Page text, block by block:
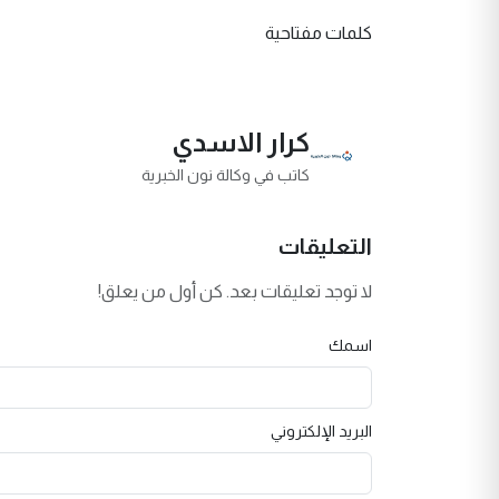
كلمات مفتاحية
كرار الاسدي
كاتب في وكالة نون الخبرية
التعليقات
لا توجد تعليقات بعد. كن أول من يعلق!
اسمك
البريد الإلكتروني